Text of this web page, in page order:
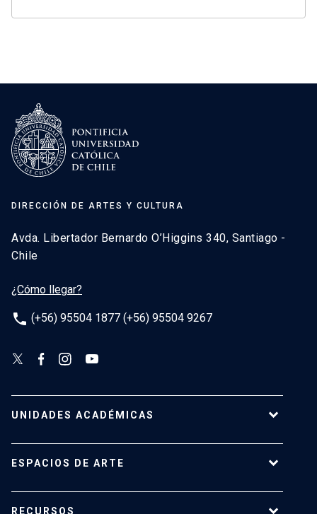
DIRECCIÓN DE ARTES Y CULTURA
Avda. Libertador Bernardo O’Higgins 340, Santiago -
Chile
¿Cómo llegar?
phone (+56) 95504 1877 (+56) 95504 9267
UNIDADES ACADÉMICAS
Escuela de Arte
Escuela de Diseño
ESPACIOS DE ARTE
RECURSOS